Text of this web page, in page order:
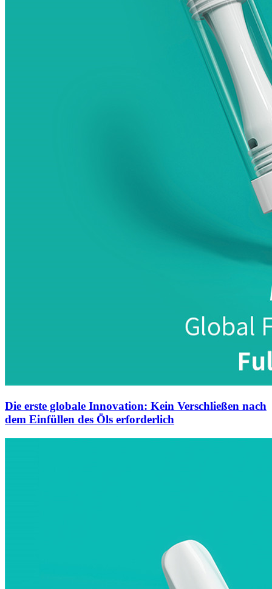
Die erste globale Innovation: Kein Verschließen nach
dem Einfüllen des Öls erforderlich